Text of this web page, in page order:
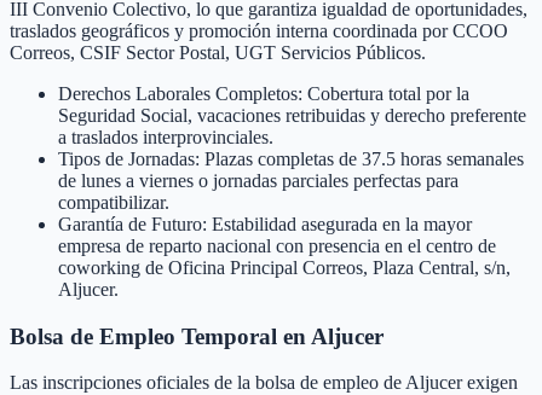
III Convenio Colectivo, lo que garantiza igualdad de oportunidades,
traslados geográficos y promoción interna coordinada por CCOO
Correos, CSIF Sector Postal, UGT Servicios Públicos.
Derechos Laborales Completos: Cobertura total por la
Seguridad Social, vacaciones retribuidas y derecho preferente
a traslados interprovinciales.
Tipos de Jornadas: Plazas completas de 37.5 horas semanales
de lunes a viernes o jornadas parciales perfectas para
compatibilizar.
Garantía de Futuro: Estabilidad asegurada en la mayor
empresa de reparto nacional con presencia en el centro de
coworking de Oficina Principal Correos, Plaza Central, s/n,
Aljucer.
Bolsa de Empleo Temporal en Aljucer
Las inscripciones oficiales de la bolsa de empleo deAljucerexigen